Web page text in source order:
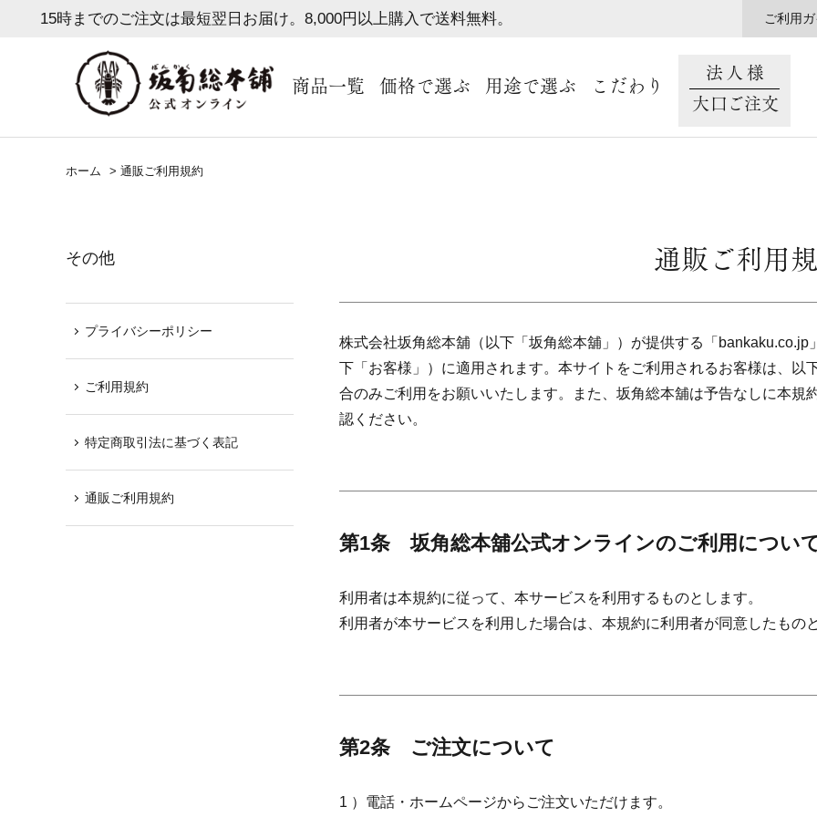
15時までのご注文は最短翌日お届け。8,000円以上購入で送料無料。 ご利用
商品一覧 価格で選ぶ 用途で選ぶ こだわり
法人様
大口ご注文
ホーム > 通販ご利用規約
その他
プライバシーポリシー
ご利用規約
特定商取引法に基づく表記
通販ご利用規約
通販ご利用
株式会社坂角総本舖（以下「坂角総本舖」）が提供する「
下「お客様」）に適用されます。本サイトをご利用されるお客様は、以
合のみご利用をお願いいたします。また、坂角総本舖は予告なしに本規
認ください。
第1条 坂角総本舖公式オンラインのご利用につい
利用者は本規約に従って、本サービスを利用するものとします。
利用者が本サービスを利用した場合は、本規約に利用者が同意したもの
第2条 ご注文について
1 ）電話・ホームページからご注文いただけます。